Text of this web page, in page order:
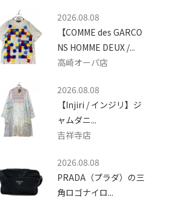
2026.08.08
【COMME des GARCO
NS HOMME DEUX /...
高崎オーパ店
2026.08.08
【Injiri / インジリ】ジ
ャムダニ...
吉祥寺店
2026.08.08
PRADA（プラダ）の三
角ロゴナイロ...